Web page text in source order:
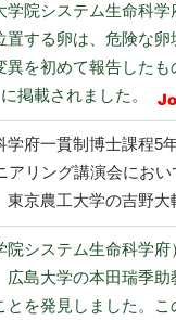
学院システム生命科
置する卵は、危険な
異を初めて報告した
掲載されました。
学府一貫制博士課程5
アリング講演会にお
京農工大学の吉野
院システム生命科学
広島大学の本田瑞季
とを発見しました。